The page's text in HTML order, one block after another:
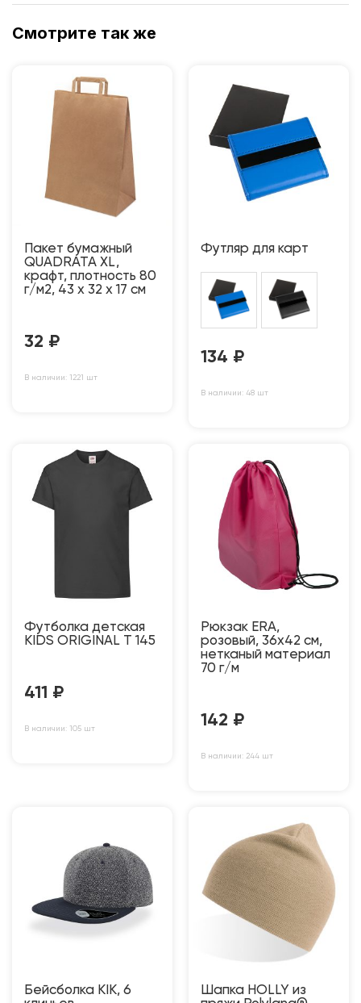
Смотрите так же
Пакет бумажный
QUADRATA XL,
крафт, плотность 80
г/м2, 43 x 32 x 17 cм
32 ₽
В наличии: 1221 шт
Футляр для карт
134 ₽
В наличии: 48 шт
Футболка детская
KIDS ORIGINAL T 145
411 ₽
В наличии: 105 шт
Рюкзак ERA,
розовый, 36х42 см,
нетканый материал
70 г/м
142 ₽
В наличии: 244 шт
Бейсболка KIK, 6
Шапка HOLLY из